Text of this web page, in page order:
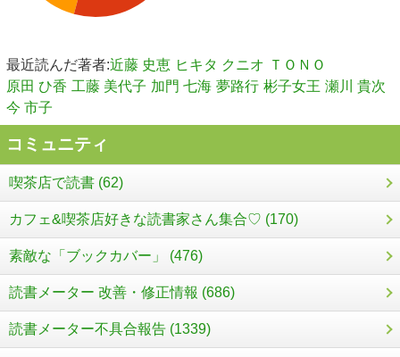
最近読んだ著者:近藤 史恵 ヒキタ クニオ ＴＯＮＯ
原田 ひ香 工藤 美代子 加門 七海 夢路行 彬子女王 瀬川 貴次
今 市子
コミュニティ
喫茶店で読書 (62)
カフェ&喫茶店好きな読書家さん集合♡ (170)
素敵な「ブックカバー」 (476)
読書メーター 改善・修正情報 (686)
読書メーター不具合報告 (1339)